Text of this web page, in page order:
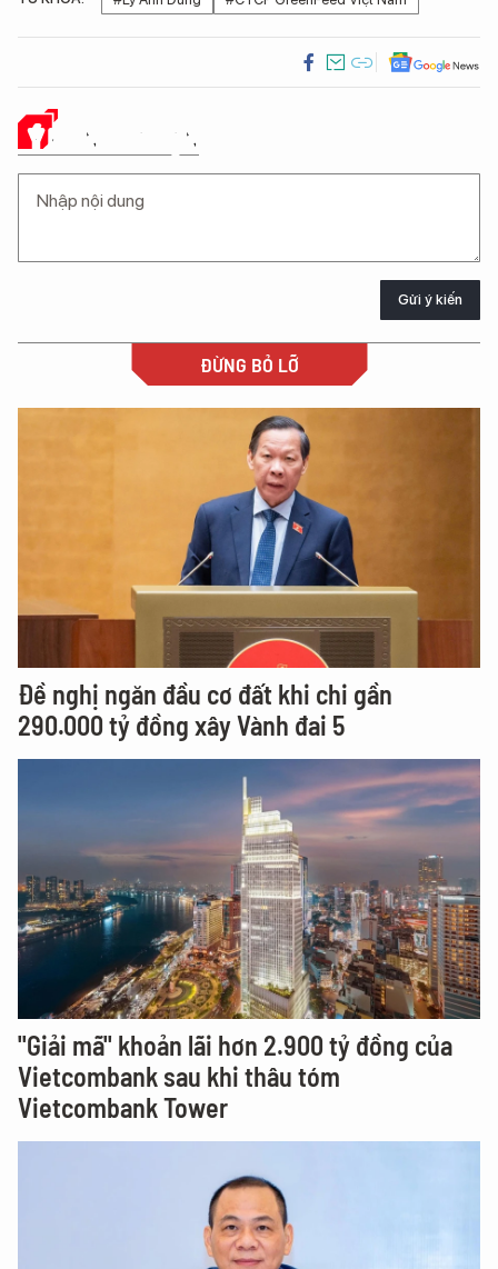
Ý KIẾN CỦA BẠN
Gửi ý kiến
ĐỪNG BỎ LỠ
Đề nghị ngăn đầu cơ đất khi chi gần
290.000 tỷ đồng xây Vành đai 5
"Giải mã" khoản lãi hơn 2.900 tỷ đồng của
Vietcombank sau khi thâu tóm
Vietcombank Tower